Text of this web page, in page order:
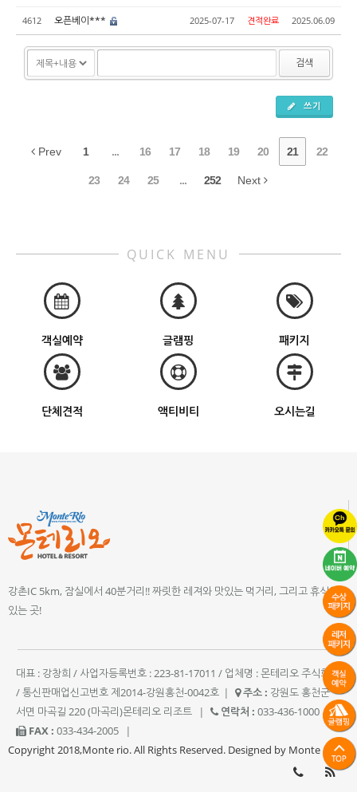
4612 오픈베이*** 2025-07-17 견적완료 2025.06.09
검색
쓰기
Prev 1 ... 16 17 18 19 20 21 22
23 24 25 ... 252 Next
QUICK MENU
객실예약 글램핑 패키지
단체견적 액티비티 오시는길
강촌IC 5km, 잠실에서 40분거리!! 짜릿한 레져와 맛있는 먹거리, 그리고 휴식이
있는 곳!
대표 : 강창희 / 사업자등록번호 : 223-81-17011 / 업체명 : 몬테리오 주식회사
/ 통신판매업신고번호 제2014-강원홍천-0042호 | 주소 : 강원도 홍천군
서면 마곡길 220 (마곡리)몬테리오 리조트
| 연락처 : 033-436-1000
|
FAX : 033-434-2005
|
Copyright 2018,Monte rio. All Rights Reserved. Designed by Monte rio.